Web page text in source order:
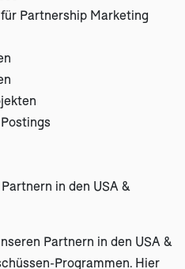
Partnership Marketing
in den USA &
Partnern in den USA &
Programmen. Hier